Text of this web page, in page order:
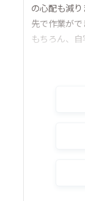
の心配も減
先で作業がで
もちろん、自